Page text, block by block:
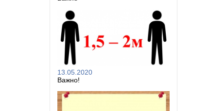
13.05.2020
Важно!